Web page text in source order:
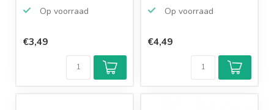
Op voorraad
€3,49
Op voorraad
€4,49